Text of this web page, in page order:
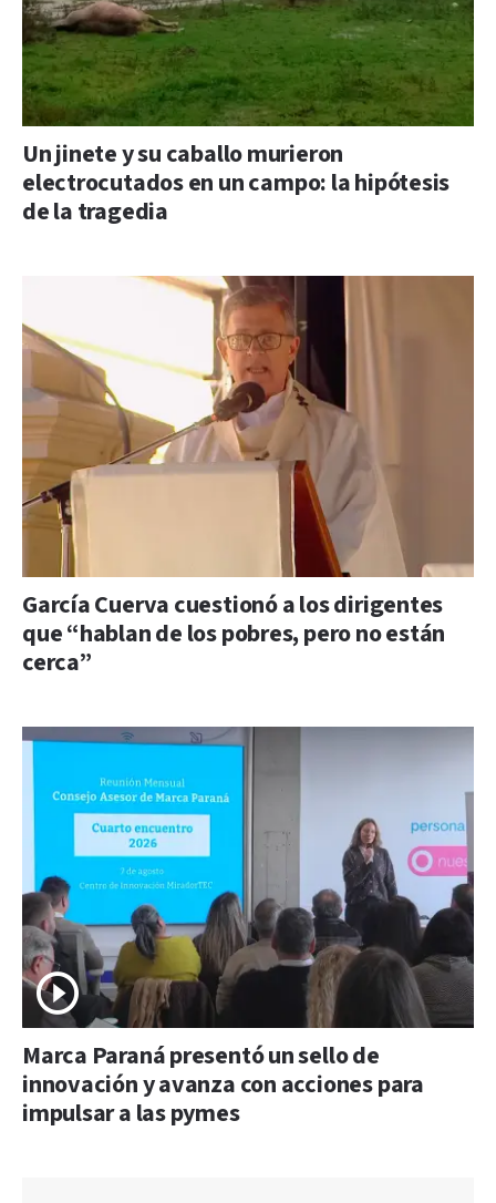
Un jinete y su caballo murieron
electrocutados en un campo: la hipótesis
de la tragedia
García Cuerva cuestionó a los dirigentes
que “hablan de los pobres, pero no están
cerca”
Marca Paraná presentó un sello de
innovación y avanza con acciones para
impulsar a las pymes